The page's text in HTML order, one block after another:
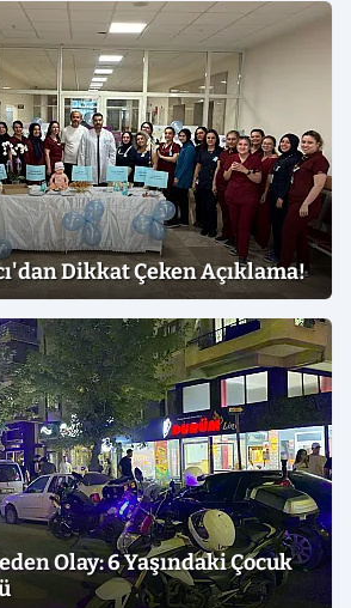
Dikkat Çeken Açıklama!
Olay: 6 Yaşındaki Çocuk